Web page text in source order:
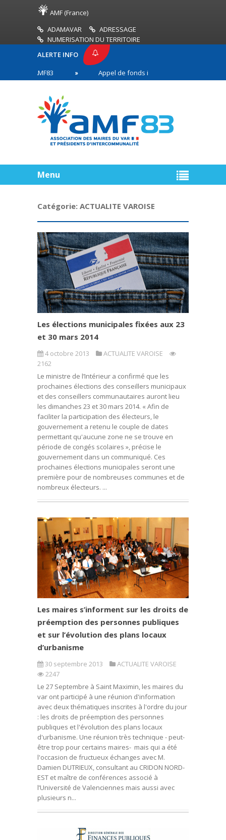
AMF (France)
ADAMAVAR
ADRESSAGE
NUMERISATION DU TERRITOIRE
ALERTE INFO
Appel de fonds incendies de forêt
première ligne
Menu
Catégorie: ACTUALITE VAROISE
Les élections municipales fixées aux 23
et 30 mars 2014
4 octobre 2013
ACTUALITE VAROISE
2162
Le ministre de l’Intérieur a confirmé que les
prochaines élections des conseillers municipaux
et des conseillers communautaires auront lieu
les dimanches 23 et 30 mars 2014. « Afin de
faciliter la participation des électeurs, le
gouvernement a retenu le couple de dates
permettant qu'aucune zone ne se trouve en
période de congés scolaires », précise le
gouvernement dans un communiqué. Ces
prochaines élections municipales seront une
première pour de nombreuses communes et de
nombreux électeurs. ...
Les maires s’informent sur les droits de
préemption des personnes publiques
et sur l’évolution des plans locaux
d’urbanisme
30 septembre 2013
ACTUALITE VAROISE
2247
Le 27 Septembre à Saint Maximin, les maires du
var ont participé à une réunion d'information
avec deux thématiques inscrites à l'ordre du jour
: les droits de préemption des personnes
publiques et l'évolution des plans locaux
d'urbanisme. Une réunion très technique - peut-
être trop pour certains maires- mais qui a été
l'occasion de fructueux échanges avec M.
Damien DUTRIEUX, consultant au CRIDON NORD-
EST et maître de conférences associé à
l’Université de Valenciennes mais aussi avec
plusieurs n...